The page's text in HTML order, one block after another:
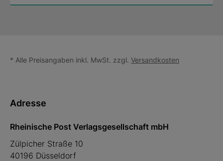
* Alle Preisangaben inkl. MwSt. zzgl. Versandkosten
Adresse
Rheinische Post Verlagsgesellschaft mbH
Zülpicher Straße 10
40196 Düsseldorf